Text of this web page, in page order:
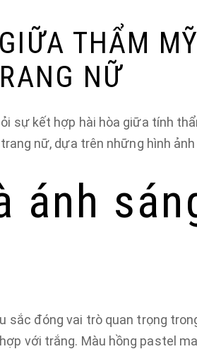
THẨM
NỮ
sự kết hợp hài hòa giữa tính
nữ, dựa trên những hình ảnh
ánh
đóng vai trò quan trọng
với trắng. Màu hồng pastel